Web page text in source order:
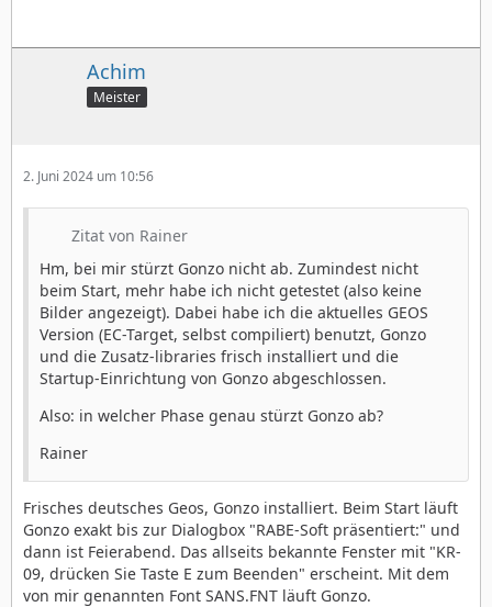
Achim
Meister
2. Juni 2024 um 10:56
Zitat von Rainer
Hm, bei mir stürzt Gonzo nicht ab. Zumindest nicht
beim Start, mehr habe ich nicht getestet (also keine
Bilder angezeigt). Dabei habe ich die aktuelles GEOS
Version (EC-Target, selbst compiliert) benutzt, Gonzo
und die Zusatz-libraries frisch installiert und die
Startup-Einrichtung von Gonzo abgeschlossen.
Also: in welcher Phase genau stürzt Gonzo ab?
Rainer
Frisches deutsches Geos, Gonzo installiert. Beim Start läuft
Gonzo exakt bis zur Dialogbox "RABE-Soft präsentiert:" und
dann ist Feierabend. Das allseits bekannte Fenster mit "KR-
09, drücken Sie Taste E zum Beenden" erscheint. Mit dem
von mir genannten Font SANS.FNT läuft Gonzo.